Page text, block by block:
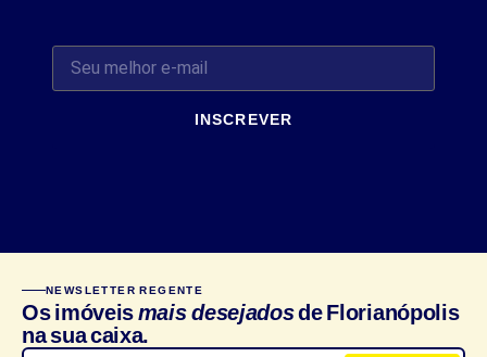
INSCREVER
NEWSLETTER REGENTE
Os imóveismais desejadosde Florianópolis
na sua caixa.